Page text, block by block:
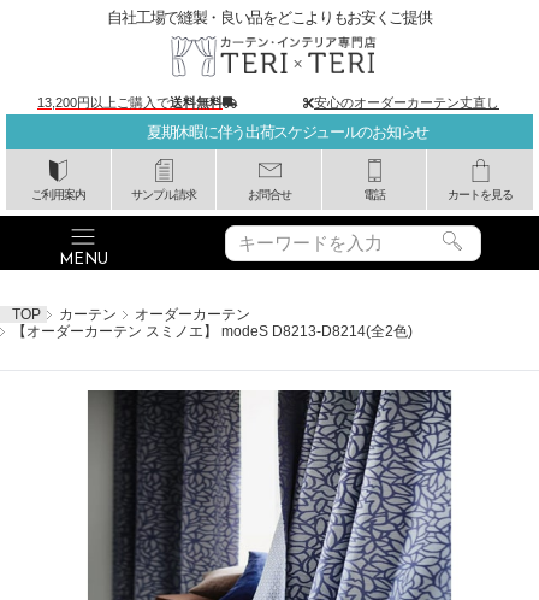
夏期休暇に伴う出荷スケジュールのお知らせ
ご利用案内 サンプル請求 お問合せ 電話 カートを見る
自社工場で縫製・良い品をどこよりもお安くご提供
13,200円以上ご購入で送料無料 安心のオーダーカーテン丈直し
TOP カーテン
オーダーカーテン
【オーダーカーテン スミノエ】 modeS D8213-D8214(全2色)